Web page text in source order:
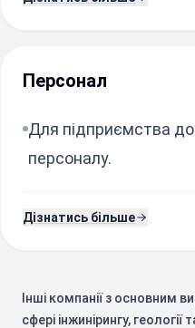
Персонал
Для підприємства
персоналу.
Дізнатись більше
Інші компанії з основним
сфері інжинірингу,